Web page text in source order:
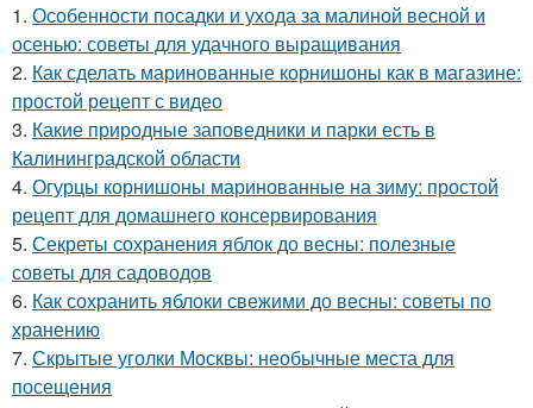
1. Особенности посадки и ухода за малиной весной и
осенью: советы для удачного выращивания
2. Как сделать маринованные корнишоны как в магазине:
простой рецепт с видео
3. Какие природные заповедники и парки есть в
Калининградской области
4. Огурцы корнишоны маринованные на зиму: простой
рецепт для домашнего консервирования
5. Секреты сохранения яблок до весны: полезные
советы для садоводов
6. Как сохранить яблоки свежими до весны: советы по
хранению
7. Скрытые уголки Москвы: необычные места для
посещения